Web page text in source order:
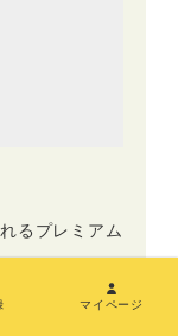
るプレミアム
マイページ